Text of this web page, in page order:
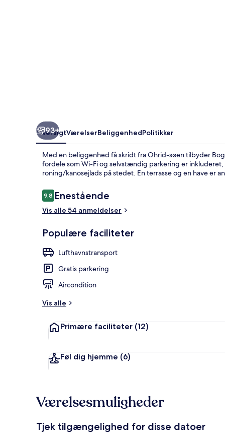
93+
OversigtVærelserBeliggenhedPolitikker
Med en beliggenhed få skridt fra Ohrid-søen tilbyder
fordele som Wi-Fi og selvstændig parkering er
roning/kanosejlads på stedet. En terrasse og en have er
Anmeldelser
9,89,8 ud af 10.
Enestående
Vis alle 54 anmeldelser
Populære faciliteter
Lufthavnstransport
Gratis parkering
Aircondition
Vis alle
Primære faciliteter (12)
Føl dig hjemme (6)
Værelsesmuligheder
Tjek tilgængelighed for disse datoer